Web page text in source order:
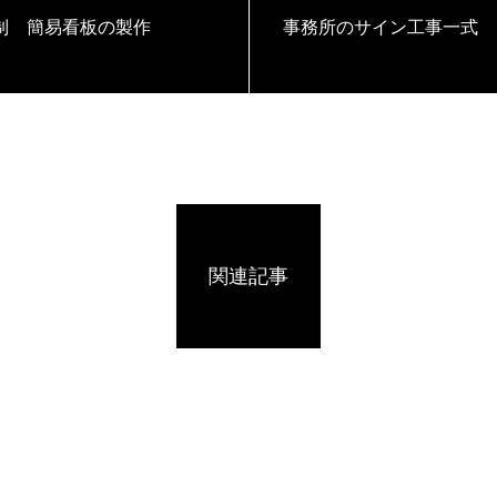
簡易看板の製作 事務所のサイン工事一式
関連記事